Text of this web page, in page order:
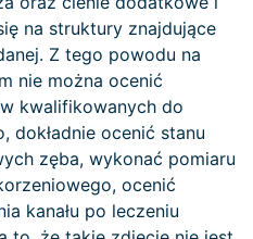
na struktury znajdujące
Z tego powodu na
nie można ocenić
kwalifikowanych do
dokładnie ocenić stanu
zęba, wykonać pomiaru
ocenić
kanału po leczeniu